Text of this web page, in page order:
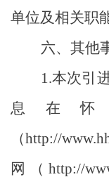
单位及相关职
六、其他
1.本次引
息在
（http://
网（ http://